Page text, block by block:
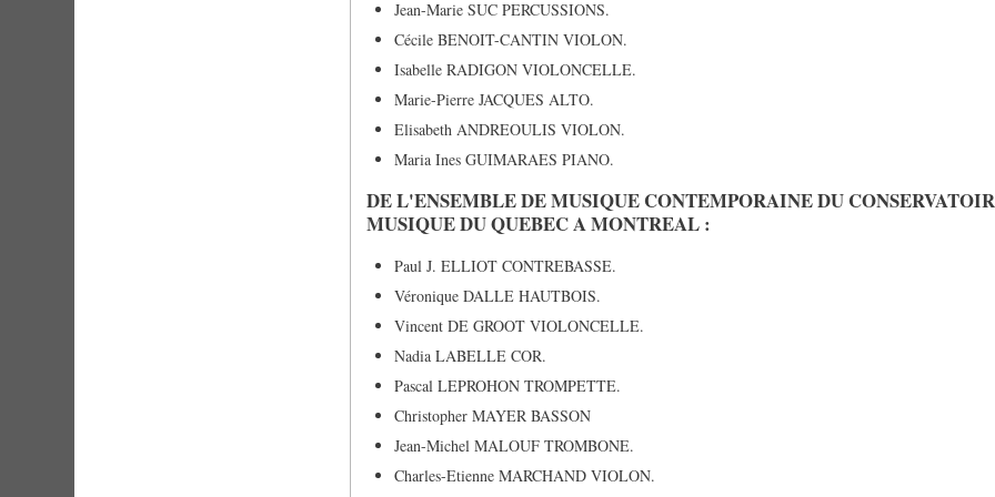
Jean-Marie SUC PERCUSSIONS.
Cécile BENOIT-CANTIN VIOLON.
Isabelle RADIGON VIOLONCELLE.
Marie-Pierre JACQUES ALTO.
Elisabeth ANDREOULIS VIOLON.
Maria Ines GUIMARAES PIANO.
DE L'ENSEMBLE DE MUSIQUE CONTEMPORAINE DU
MUSIQUE DU QUEBEC A MONTREAL :
Paul J. ELLIOT CONTREBASSE.
Véronique DALLE HAUTBOIS.
Vincent DE GROOT VIOLONCELLE.
Nadia LABELLE COR.
Pascal LEPROHON TROMPETTE.
Christopher MAYER BASSON
Jean-Michel MALOUF TROMBONE.
Charles-Etienne MARCHAND VIOLON.